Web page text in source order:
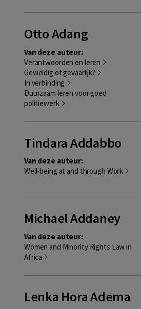
Otto Adang
Van deze auteur:
Verantwoorden en leren
Geweldig of gevaarlijk?
In verbinding
Duurzaam leren voor goed
politiewerk
Tindara Addabbo
Van deze auteur:
Well-being at and through Work
Michael Addaney
Van deze auteur:
Women and Minority Rights Law in
Africa
Lenka Hora Adema